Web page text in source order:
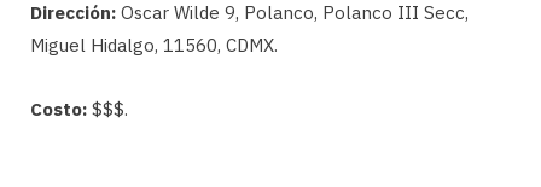
Dirección: Oscar Wilde 9, Polanco, Polanco III Secc,
Miguel Hidalgo, 11560, CDMX.
Costo: $$$.